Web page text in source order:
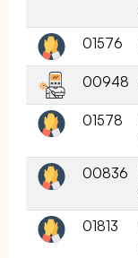
01576
00948
01578
00836
01813